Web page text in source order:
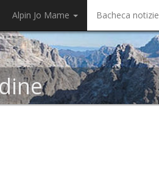
Alpin Jo Mame Bacheca notizie